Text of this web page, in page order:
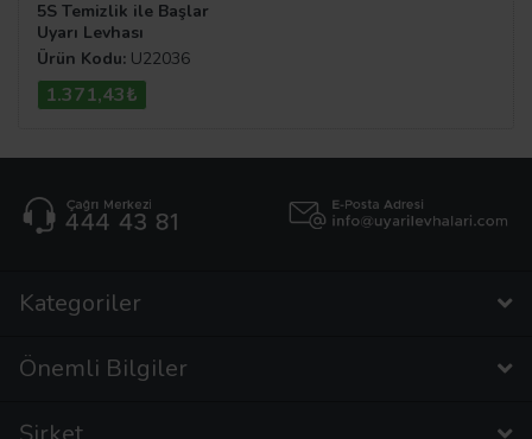
5S Temizlik ile Başlar
Uyarı Levhası
Ürün Kodu: U22036
1.371,43₺
Kategoriler
Önemli Bilgiler